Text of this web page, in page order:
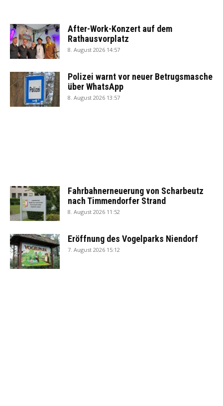
After-Work-Konzert auf dem
Rathausvorplatz
8. August 2026 14:57
Polizei warnt vor neuer Betrugsmasche
über WhatsApp
8. August 2026 13:57
Fahrbahnerneuerung von Scharbeutz
nach Timmendorfer Strand
8. August 2026 11:52
Eröffnung des Vogelparks Niendorf
7. August 2026 15:12